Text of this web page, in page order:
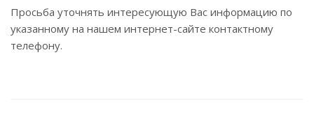
Просьба уточнять интересующую Вас информацию по
указанному на нашем интернет-сайте контактному
телефону.